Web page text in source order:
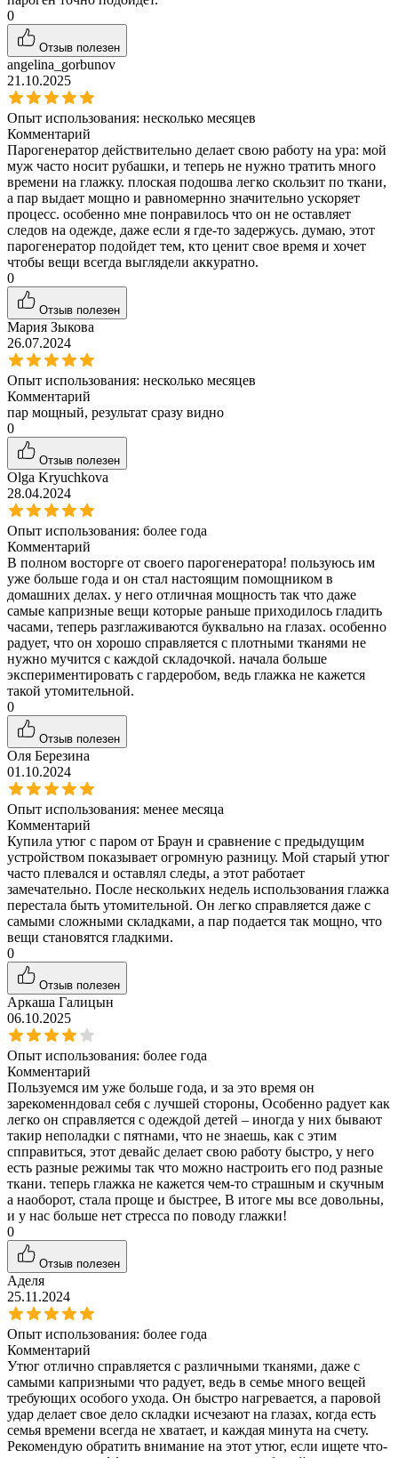
0
Отзыв полезен
angelina_gorbunov
21.10.2025
Опыт использования: несколько месяцев
Комментарий
Парогенератор действительно делает свою работу на ура: мой
муж часто носит рубашки, и теперь не нужно тратить много
времени на глажку. плоская подошва легко скользит по ткани,
а пар выдает мощно и равномернно значительно ускоряет
процесс. особенно мне понравилось что он не оставляет
следов на одежде, даже если я где-то задержусь. думаю, этот
парогенератор подойдет тем, кто ценит свое время и хочет
чтобы вещи всегда выглядели аккуратно.
0
Отзыв полезен
Мария Зыкова
26.07.2024
Опыт использования: несколько месяцев
Комментарий
пар мощный, результат сразу видно
0
Отзыв полезен
Olga Kryuchkova
28.04.2024
Опыт использования: более года
Комментарий
В полном восторге от своего парогенератора! пользуюсь им
уже больше года и он стал настоящим помощником в
домашних делах. у него отличная мощность так что даже
самые капризные вещи которые раньше приходилось гладить
часами, теперь разглаживаются буквально на глазах. особенно
радует, что он хорошо справляется с плотными тканями не
нужно мучится с каждой складочкой. начала больше
экспериментировать с гардеробом, ведь глажка не кажется
такой утомительной.
0
Отзыв полезен
Оля Березина
01.10.2024
Опыт использования: менее месяца
Комментарий
Купила утюг с паром от Браун и сравнение с предыдущим
устройством показывает огромную разницу. Мой старый утюг
часто плевался и оставлял следы, а этот работает
замечательно. После нескольких недель использования глажка
перестала быть утомительной. Он легко справляется даже с
самыми сложными складками, а пар подается так мощно, что
вещи становятся гладкими.
0
Отзыв полезен
Аркаша Галицын
06.10.2025
Опыт использования: более года
Комментарий
Пользуемся им уже больше года, и за это время он
зарекоменндовал себя с лучшей стороны, Особенно радует как
легко он справляется с одеждой детей – иногда у них бывают
такир неполадки с пятнами, что не знаешь, как с этим
спправиться, этот девайс делает свою работу быстро, у него
есть разные режимы так что можно настроить его под разные
ткани. теперь глажка не кажется чем-то страшным и скучным
а наоборот, стала проще и быстрее, В итоге мы все довольны,
и у нас больше нет стресса по поводу глажки!
0
Отзыв полезен
Аделя
25.11.2024
Опыт использования: более года
Комментарий
Утюг отлично справляется с различными тканями, даже с
самыми капризными что радует, ведь в семье много вещей
требующих особого ухода. Он быстро нагревается, а паровой
удар делает свое дело складки исчезают на глазах, когда есть
семья времени всегда не хватает, и каждая минута на счету.
Рекомендую обратить внимание на этот утюг, если ищете что-